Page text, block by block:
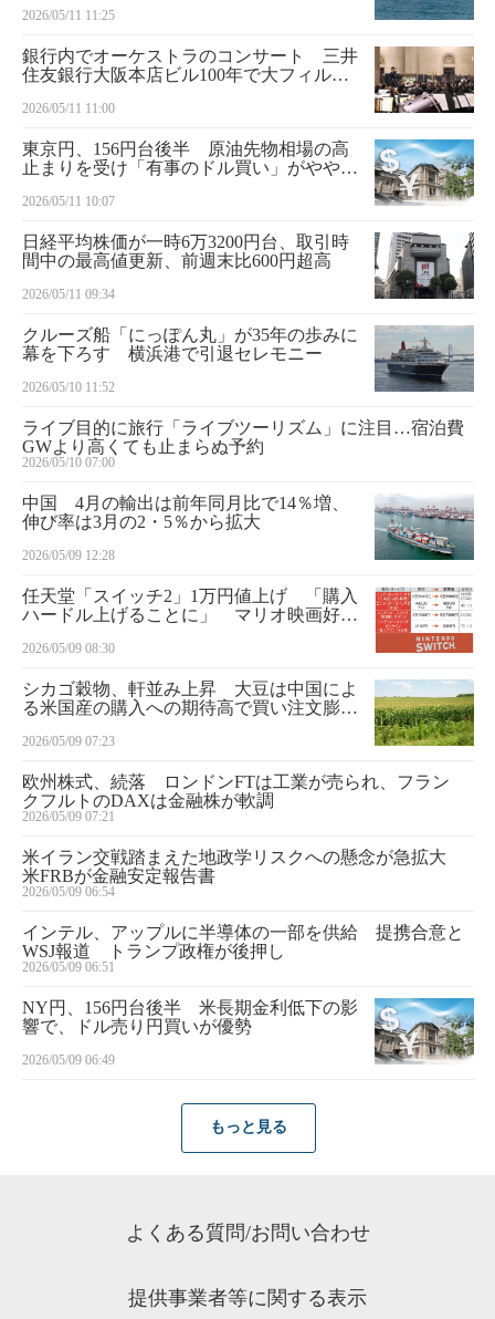
2026/05/11 11:25
銀行内でオーケストラのコンサート 三井
住友銀行大阪本店ビル100年で大フィルが
2026/05/11 11:00
東京円、156円台後半 原油先物相場の高
止まりを受け「有事のドル買い」がやや優
2026/05/11 10:07
日経平均株価が一時6万3200円台、取引時
間中の最高値更新、前週末比600円超高
2026/05/11 09:34
クルーズ船「にっぽん丸」が35年の歩みに
幕を下ろす 横浜港で引退セレモニー
2026/05/10 11:52
ライブ目的に旅行「ライブツーリズム」に注目…宿泊費
GWより高くても止まらぬ予約
2026/05/10 07:00
中国 4月の輸出は前年同月比で14％増、
伸び率は3月の2・5％から拡大
2026/05/09 12:28
任天堂「スイッチ2」1万円値上げ 「購入
ハードル上げることに」 マリオ映画好調
2026/05/09 08:30
シカゴ穀物、軒並み上昇 大豆は中国によ
る米国産の購入への期待高で買い注文膨ら
2026/05/09 07:23
欧州株式、続落 ロンドンFTは工業が売られ、フラン
クフルトのDAXは金融株が軟調
2026/05/09 07:21
米イラン交戦踏まえた地政学リスクへの懸念が急拡大
米FRBが金融安定報告書
2026/05/09 06:54
インテル、アップルに半導体の一部を供給 提携合意と
WSJ報道 トランプ政権が後押し
2026/05/09 06:51
NY円、156円台後半 米長期金利低下の影
響で、ドル売り円買いが優勢
2026/05/09 06:49
もっと見る
よくある質問/お問い合わせ
提供事業者等に関する表示